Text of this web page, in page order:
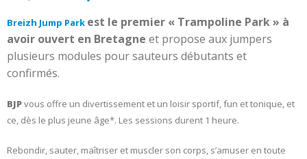
prix
initial
était :
prix
actuel
est :
Breizh Jump Park est le premier « Trampoline Park » à
avoir ouvert en Bretagne et propose aux jumpers
plusieurs modules pour sauteurs débutants et
confirmés.
BJPvous offre un divertissement et un loisir sportif, fun et tonique, et
ce, dès le plus jeune âge*. Les sessions durent 1 heure.
Rebondir, sauter, maîtriser et muscler son corps, s’amuser en toute